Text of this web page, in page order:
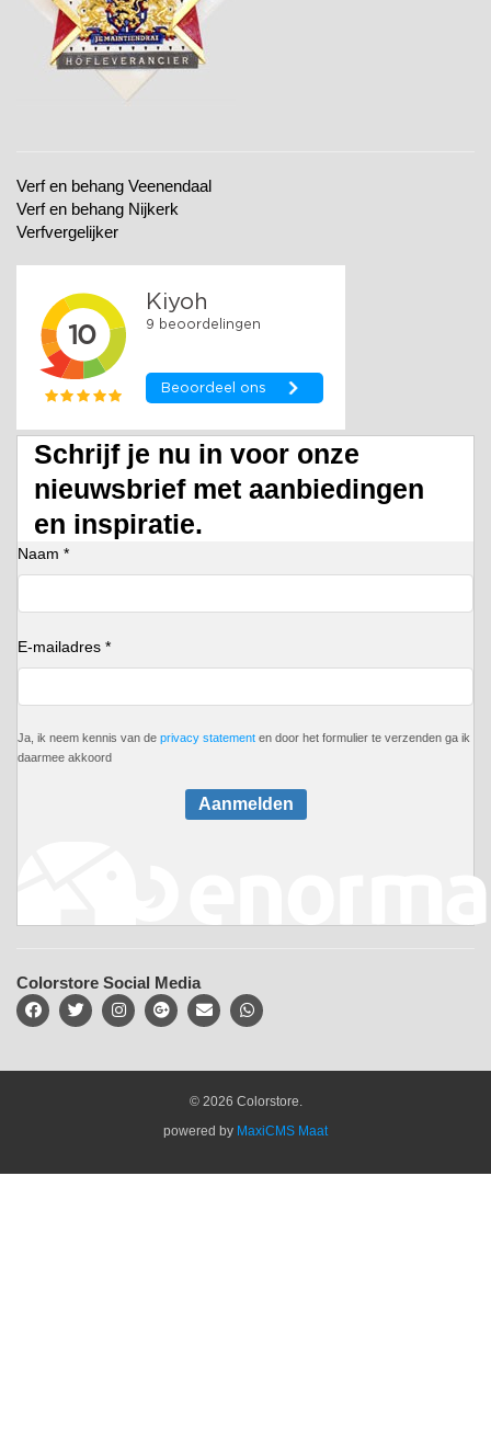
Verf en behang Veenendaal
Verf en behang Nijkerk
Verfvergelijker
Schrijf je nu in voor onze
nieuwsbrief met aanbiedingen
en inspiratie.
Naam *
E-mailadres *
Ja, ik neem kennis van de privacy statement en door het formulier te verzenden ga ik
daarmee akkoord
Aanmelden
Colorstore Social Media
© 2026 Colorstore.
powered by MaxiCMS Maat